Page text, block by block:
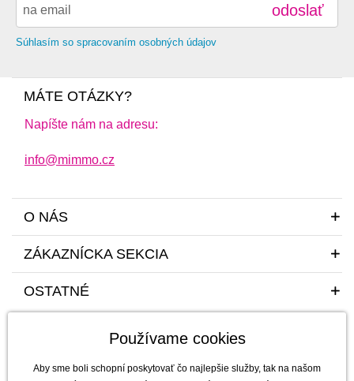
odoslať
Súhlasím so spracovaním osobných údajov
MÁTE OTÁZKY?
Napíšte nám na adresu:
info@mimmo.cz
O NÁS
ZÁKAZNÍCKA SEKCIA
OSTATNÉ
Používame cookies
Aby sme boli schopní poskytovať čo najlepšie služby, tak na našom